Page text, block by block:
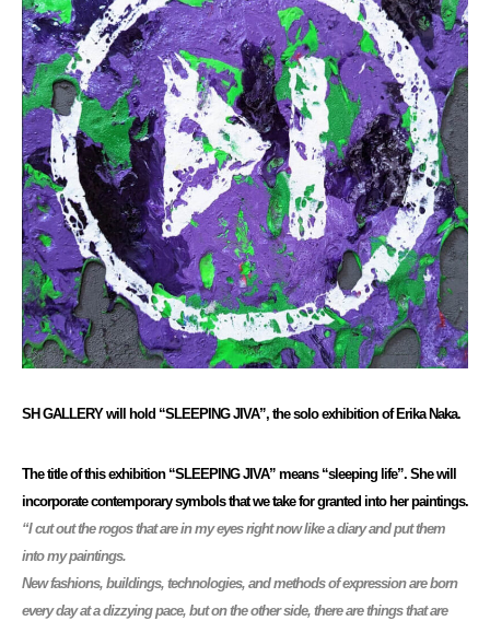
SH GALLERY will hold “SLEEPING JIVA”, the solo exhibition of Erika Naka.
The title of this exhibition “SLEEPING JIVA” means “sleeping life”. She will
incorporate contemporary symbols that we take for granted into her paintings.
“I cut out the rogos that are in my eyes right now like a diary and put them
into my paintings.
New fashions, buildings, technologies, and methods of expression are born
every day at a dizzying pace, but on the other side, there are things that are